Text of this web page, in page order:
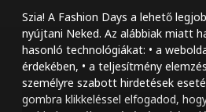
Szia! A Fashion Days a lehető
nyújtani Neked. Az alábbiak miatt
hasonló technológiákat: • a
érdekében, • a teljesítmény
személyre szabott hirdetések
gombra klikkeléssel elfogadod,